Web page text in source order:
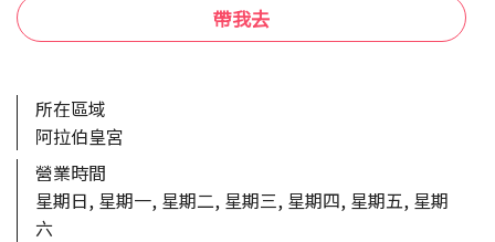
帶我去
所在區域
阿拉伯皇宮
營業時間
星期日, 星期一, 星期二, 星期三, 星期四, 星期五, 星期
六